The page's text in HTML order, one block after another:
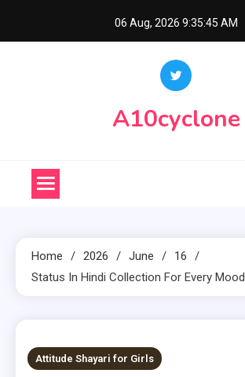
06 Aug, 2026 9:35:46 AM
A10cyclone
Home 2026 June
16
Status In Hindi Collection For Every Mood
1 MIN READ
Attitude Shayari for Girls